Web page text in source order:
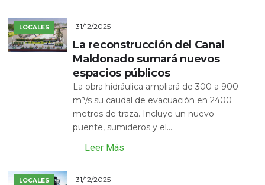
LOCALES 31/12/2025
La reconstrucción del Canal
Maldonado sumará nuevos
espacios públicos
La obra hidráulica ampliará de 300 a 900
m³/s su caudal de evacuación en 2400
metros de traza. Incluye un nuevo
puente, sumideros y el...
Leer Más
LOCALES 31/12/2025